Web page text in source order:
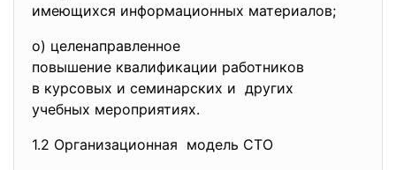
имеющихся информационных материалов;
о) целенаправленное
повышение квалификации работников
в курсовых и семинарских и других
учебных мероприятиях.
1.2 Организационная модель СТО